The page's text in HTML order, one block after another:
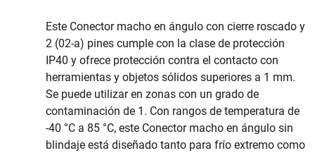
Este Conector macho en ángulo con cierre roscado y
2 (02-a) pines cumple con la clase de protección
IP40 y ofrece protección contra el contacto con
herramientas y objetos sólidos superiores a 1 mm.
Se puede utilizar en zonas con un grado de
contaminación de 1. Con rangos de temperatura de
-40 °C a 85 °C, este Conector macho en ángulo sin
blindaje está diseñado tanto para frío extremo como